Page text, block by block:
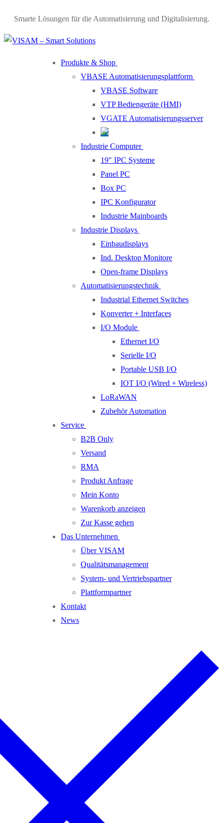
content
Smarte Lösungen für die Automatisierung und Digitalisierung.
Produkte & Shop
VBASE Automatisierungsplattform
VBASE Software
VTP Bediengeräte (HMI)
VGATE Automatisierungsserver
Industrie Computer
19″ IPC Systeme
Panel PC
Box PC
IPC Konfigurator
Industrie Mainboards
Industrie Displays
Einbaudisplays
Ind. Desktop Monitore
Open-frame Displays
Automatisierungstechnik
Industrial Ethernet Switches
Konverter + Interfaces
I/O Module
Ethernet I/O
Serielle I/O
Portable USB I/O
IOT I/O (Wired + Wireless)
LoRaWAN
Zubehör Automation
Service
B2B Only
Versand
RMA
Produkt Anfrage
Mein Konto
Warenkorb anzeigen
Zur Kasse gehen
Das Unternehmen
Über VISAM
Qualitätsmanagement
System- und Vertriebspartner
Plattformpartner
Kontakt
News